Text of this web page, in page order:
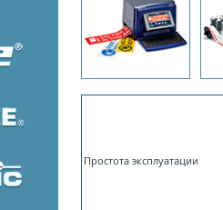
Простота эксплуатации